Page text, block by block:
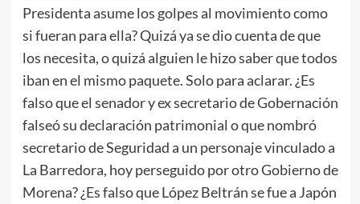
Presidenta asume los golpes al movimiento como
si fueran para ella? Quizá ya se dio cuenta de que
los necesita, o quizá alguien le hizo saber que todos
iban en el mismo paquete. Solo para aclarar. ¿Es
falso que el senador y ex secretario de Gobernación
falseó su declaración patrimonial o que nombró
secretario de Seguridad a un personaje vinculado a
La Barredora, hoy perseguido por otro Gobierno de
Morena? ¿Es falso que López Beltrán se fue a Japón